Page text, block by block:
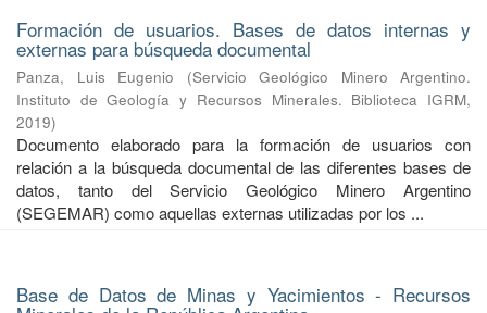
Formación de usuarios. Bases de datos internas y
externas para búsqueda documental
Panza, Luis Eugenio (Servicio Geológico Minero Argentino.
Instituto de Geología y Recursos Minerales. Biblioteca IGRM,
2019)
Documento elaborado para la formación de usuarios con
relación a la búsqueda documental de las diferentes bases de
datos, tanto del Servicio Geológico Minero Argentino
(SEGEMAR) como aquellas externas utilizadas por los ...
Base de Datos de Minas y Yacimientos - Recursos